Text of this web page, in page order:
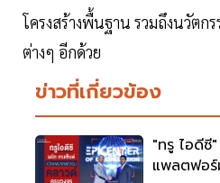
โครงสร้างพื้นฐาน รวมถึงนวัตก
ต่างๆ อีกด้วย
ข่าวที่เกี่ยวข้อง
"ทรู ไอดีซี
แพลตฟอร์